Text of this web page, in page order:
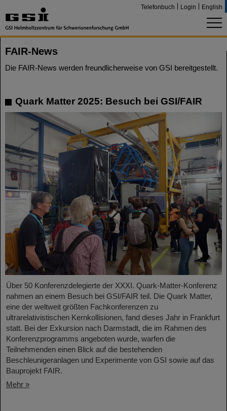
Telefonbuch Login English
FAIR-News
Die FAIR-News werden freundlicherweise von GSI bereitgestellt.
Quark Matter 2025: Besuch bei GSI/FAIR
Über 50 Konferenzdelegierte der XXXI. Quark-Matter-Konferenz
nahmen an einem Besuch bei GSI/FAIR teil. Die Quark Matter,
eine der weltweit größten Fachkonferenzen zu
ultrarelativistischen Kernkollisionen, fand dieses Jahr in Frankfurt
statt. Bei der Exkursion nach Darmstadt, die im Rahmen des
Konferenzprogramms angeboten wurde, warfen die
Teilnehmenden einen Blick auf die bestehenden
Beschleunigeranlagen und Experimente von GSI sowie auf das
Bauprojekt FAIR.
Mehr »